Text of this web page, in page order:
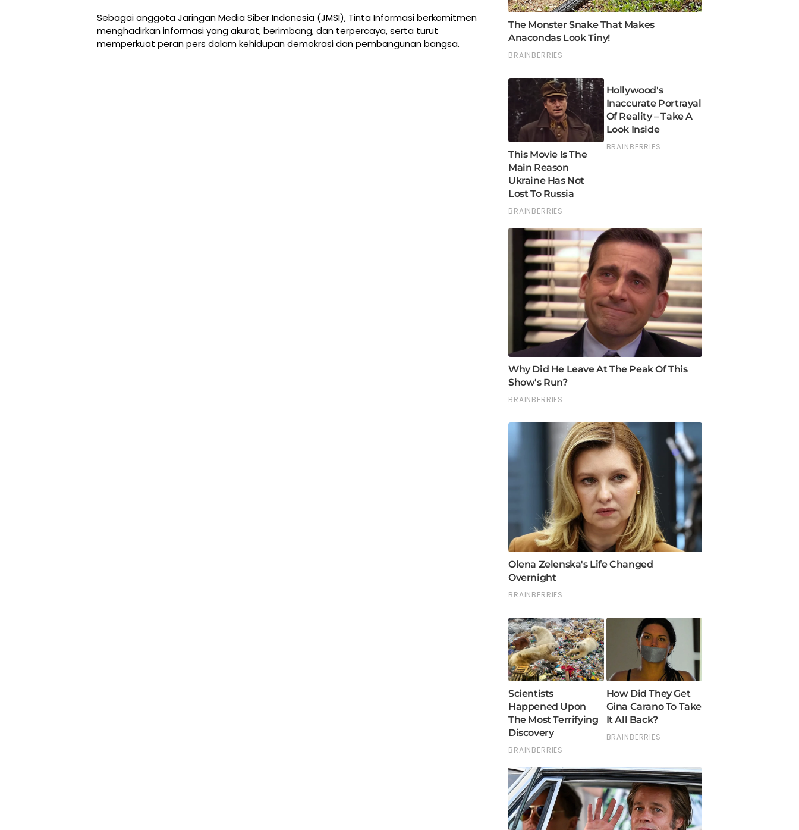
Sebagai anggota Jaringan Media Siber Indonesia (JMSI), Tinta Informasi berkomitmen
menghadirkan informasi yang akurat, berimbang, dan terpercaya, serta turut
memperkuat peran pers dalam kehidupan demokrasi dan pembangunan bangsa.